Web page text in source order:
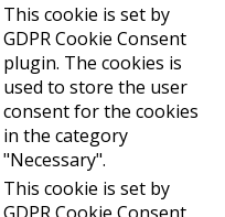
This cookie is set by
GDPR Cookie Consent
plugin. The cookies is
used to store the user
consent for the cookies
in the category
"Necessary".
This cookie is set by